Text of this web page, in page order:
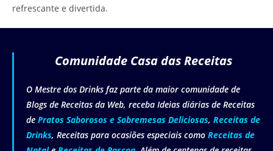
refrescante e divertida.
Comunidade Casa das Receitas
O Mestre dos Drinks faz parte da maior comunidade de
Blogs de Receitas da Web, receba Ideias diárias de Receitas
de Pratos Saborosos e Sobremesas Deliciosas, Receitas de
Drinks, Receitas para ocasiões especiais como Receitas de